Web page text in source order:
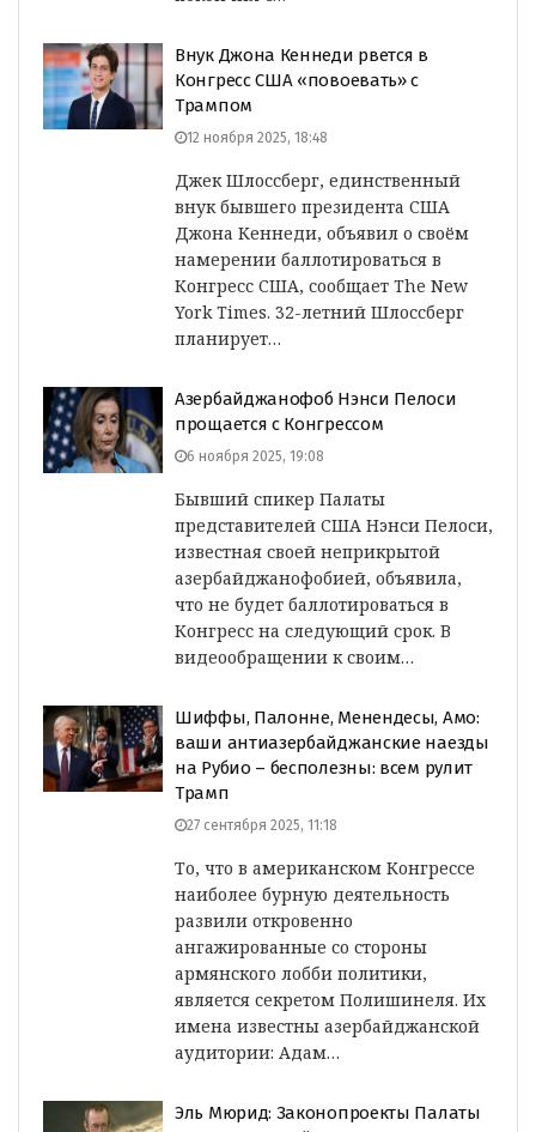
Внук Джона Кеннеди рвется в
Конгресс США «повоевать» с
Трампом
12 ноября 2025, 18:48
Джек Шлоссберг, единственный
внук бывшего президента США
Джона Кеннеди, объявил о своём
намерении баллотироваться в
Конгресс США, сообщает The New
York Times. 32-летний Шлоссберг
планирует…
Азербайджанофоб Нэнси Пелоси
прощается с Конгрессом
6 ноября 2025, 19:08
Бывший спикер Палаты
представителей США Нэнси Пелоси,
известная своей неприкрытой
азербайджанофобией, объявила,
что не будет баллотироваться в
Конгресс на следующий срок. В
видеообращении к своим…
Шиффы, Палонне, Менендесы, Амо:
ваши антиазербайджанские наезды
на Рубио – бесполезны: всем рулит
Трамп
27 сентября 2025, 11:18
То, что в американском Конгрессе
наиболее бурную деятельность
развили откровенно
ангажированные со стороны
армянского лобби политики,
является секретом Полишинеля. Их
имена известны азербайджанской
аудитории: Адам…
Эль Мюрид: Законопроекты Палаты